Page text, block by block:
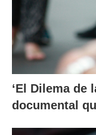
‘El Dilema de
documental